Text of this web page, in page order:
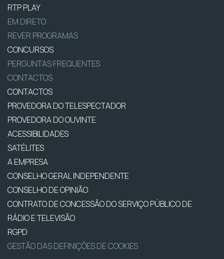
RTP PLAY
EM DIRETO
REVER PROGRAMAS
CONCURSOS
PERGUNTAS FREQUENTES
CONTACTOS
CONTACTOS
PROVEDORA DO TELESPECTADOR
PROVEDORA DO OUVINTE
ACESSIBILIDADES
SATÉLITES
A EMPRESA
CONSELHO GERAL INDEPENDENTE
CONSELHO DE OPINIÃO
CONTRATO DE CONCESSÃO DO SERVIÇO PÚBLICO DE
RÁDIO E TELEVISÃO
RGPD
GESTÃO DAS DEFINIÇÕES DE COOKIES